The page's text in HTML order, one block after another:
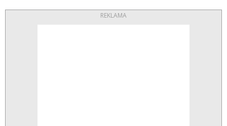
REKLAMA